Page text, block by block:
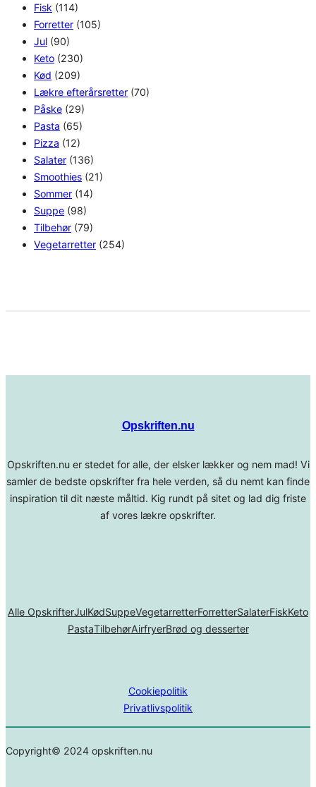
Fisk (114)
Forretter (105)
Jul (90)
Keto (230)
Kød (209)
Lækre efterårsretter (70)
Påske (29)
Pasta (65)
Pizza (12)
Salater (136)
Smoothies (21)
Sommer (14)
Suppe (98)
Tilbehør (79)
Vegetarretter (254)
Opskriften.nu
Opskriften.nu er stedet for alle, der elsker lækker og nem mad! Vi
samler de bedste opskrifter fra hele verden, så du nemt kan finde
inspiration til dit næste måltid. Kig rundt på sitet og lad dig friste
af vores lækre opskrifter.
Alle OpskrifterJulKødSuppeVegetarretterForretterSalaterFiskKeto
PastaTilbehørAirfryerBrød og desserter
Cookiepolitik
Privatlivspolitik
Copyright© 2024 opskriften.nu